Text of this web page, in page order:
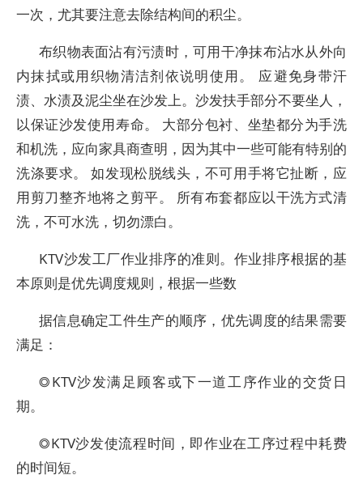
一次，尤其要注意去除结构间的积尘。
布织物表面沾有污渍时，可用干净抹布沾水从外向
内抹拭或用织物清洁剂依说明使用。 应避免身带汗
渍、水渍及泥尘坐在沙发上。沙发扶手部分不要坐人，
以保证沙发使用寿命。 大部分包衬、坐垫都分为手洗
和机洗，应向家具商查明，因为其中一些可能有特别的
洗涤要求。 如发现松脱线头，不可用手将它扯断，应
用剪刀整齐地将之剪平。 所有布套都应以干洗方式清
洗，不可水洗，切勿漂白。
KTV沙发工厂作业排序的准则。作业排序根据的基
本原则是优先调度规则，根据一些数
据信息确定工件生产的顺序，优先调度的结果需要
满足：
◎KTV沙发满足顾客或下一道工序作业的交货日
期。
◎KTV沙发使流程时间，即作业在工序过程中耗费
的时间短。